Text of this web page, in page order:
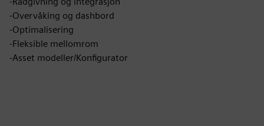
-Overvåking og dashbord
-Optimalisering
-Fleksible mellomrom
-Asset modeller/Konfigurator